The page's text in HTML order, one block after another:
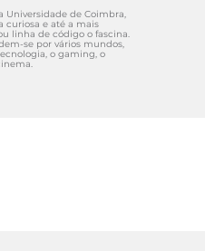
Universidade de Coimbra,
curiosa e até a mais
linha de código o fascina.
se por vários mundos,
o gaming, o